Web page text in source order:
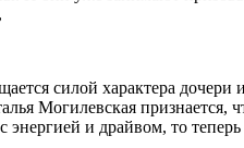
силой характера
Могилевская
энергией и драйвом, то